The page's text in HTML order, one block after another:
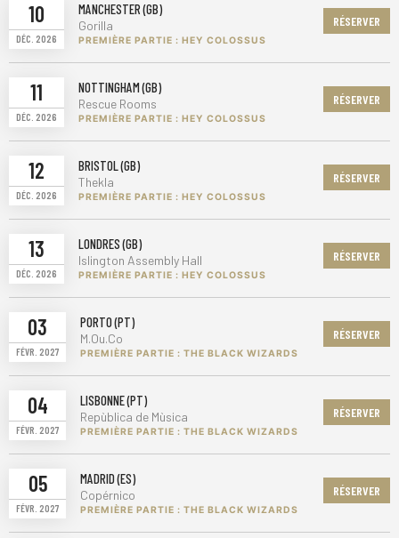
10
DÉC. 2026
MANCHESTER (GB)
Gorilla
PREMIÈRE PARTIE : HEY COLOSSUS
RÉSERVER
11
DÉC. 2026
NOTTINGHAM (GB)
Rescue Rooms
PREMIÈRE PARTIE : HEY COLOSSUS
RÉSERVER
12
DÉC. 2026
BRISTOL (GB)
Thekla
PREMIÈRE PARTIE : HEY COLOSSUS
RÉSERVER
13
DÉC. 2026
LONDRES (GB)
Islington Assembly Hall
PREMIÈRE PARTIE : HEY COLOSSUS
RÉSERVER
03
FÉVR. 2027
PORTO (PT)
M.Ou.Co
PREMIÈRE PARTIE : THE BLACK WIZARDS
RÉSERVER
04
FÉVR. 2027
LISBONNE (PT)
Repùblica de Mùsica
PREMIÈRE PARTIE : THE BLACK WIZARDS
RÉSERVER
05
FÉVR. 2027
MADRID (ES)
Copérnico
PREMIÈRE PARTIE : THE BLACK WIZARDS
RÉSERVER